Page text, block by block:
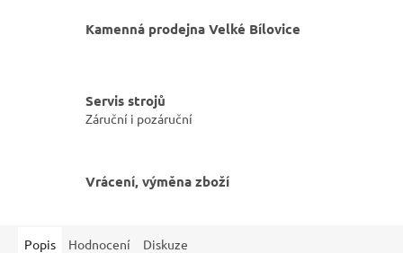
Kamenná prodejna Velké Bílovice
Servis strojů
Záruční i pozáruční
Vrácení, výměna zboží
Popis Hodnocení Diskuze